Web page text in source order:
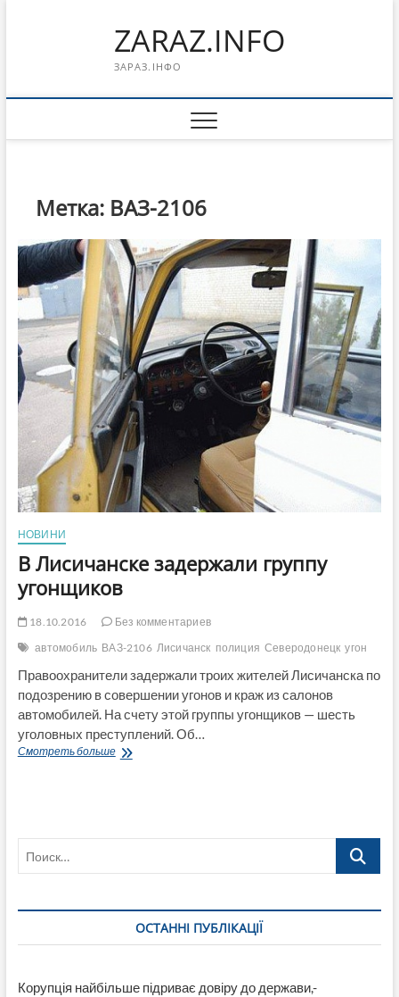
ZARAZ.INFO
ЗАРАЗ.ІНФО
Метка: ВАЗ-2106
НОВИНИ
В Лисичанске задержали группу
угонщиков
18.10.2016
Без комментариев
автомобиль ВАЗ-2106 Лисичанск полиция Северодонецк угон
Правоохранители задержали троих жителей Лисичанска по
подозрению в совершении угонов и краж из салонов
автомобилей. На счету этой группы угонщиков — шесть
уголовных преступлений. Об…
Смотреть большеВ
Поиск…
ОСТАННІ ПУБЛІКАЦІЇ
Корупція найбільше підриває довіру до держави,-